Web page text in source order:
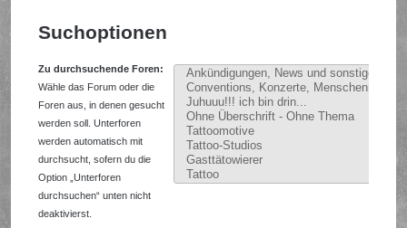
Suchoptionen
Zu durchsuchende Foren:
Wähle das Forum oder die
Foren aus, in denen gesucht
werden soll. Unterforen
werden automatisch mit
durchsucht, sofern du die
Option „Unterforen
durchsuchen“ unten nicht
deaktivierst.